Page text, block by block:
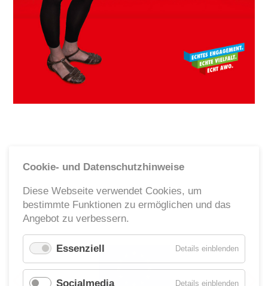
Initiative Transparente Zivilgesellschaft
Ehrenamt
Geschäftsstelle
Kinder- und Jugendhilfe
Cookie- und Datenschutzhinweise
Diese Webseite verwendet Cookies, um
bestimmte Funktionen zu ermöglichen und das
Angebot zu verbessern.
Essenziell Details einblendenfür
Socialmedia Details einblendenfür